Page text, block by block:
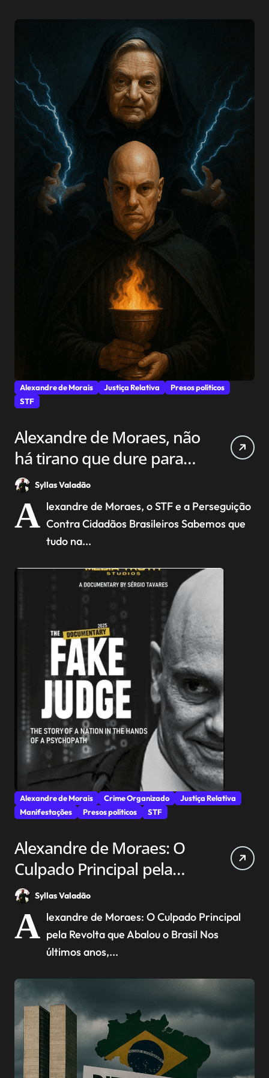
Alexandre de Morais Justiça Relativa
Presos políticos
STF
Alexandre de Moraes, não
há tirano que dure para
sempre
Syllas Valadão
A lexandre de Moraes, o STF e a Perseguição
Contra Cidadãos Brasileiros Sabemos que
tudo na...
Alexandre de Morais Crime Organizado
Justiça Relativa
Manifestações
Presos políticos STF
Alexandre de Moraes: O
Culpado Principal pela
Revolta que Abalou o
Brasil em 8 de Janeiro
Syllas Valadão
A lexandre de Moraes: O Culpado Principal
pela Revolta que Abalou o Brasil Nos
últimos anos,...